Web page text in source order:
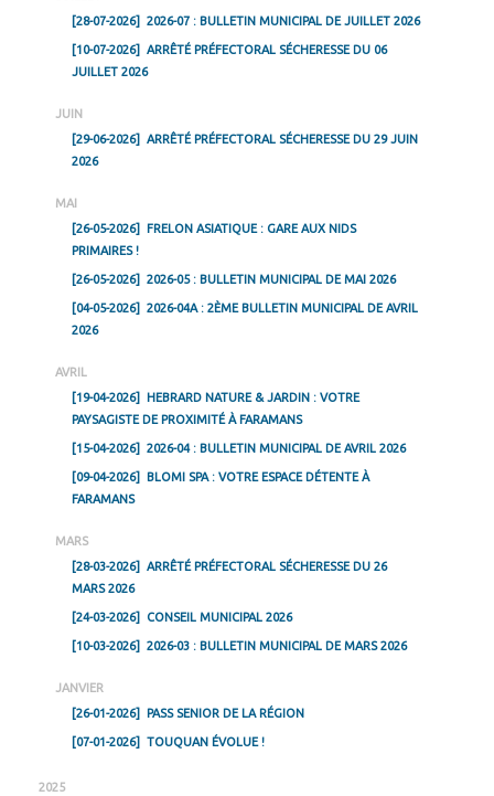
[28-07-2026]
2026-07 : BULLETIN MUNICIPAL DE JUILLET 2026
[10-07-2026]
ARRÊTÉ PRÉFECTORAL SÉCHERESSE DU 06
JUILLET 2026
JUIN
[29-06-2026]
ARRÊTÉ PRÉFECTORAL SÉCHERESSE DU 29 JUIN
2026
MAI
[26-05-2026]
FRELON ASIATIQUE : GARE AUX NIDS
PRIMAIRES !
[26-05-2026] 2026-05 : BULLETIN MUNICIPAL DE MAI 2026
[04-05-2026]
2026-04A : 2ÈME BULLETIN MUNICIPAL DE AVRIL
2026
AVRIL
[19-04-2026]
HEBRARD NATURE & JARDIN : VOTRE
PAYSAGISTE DE PROXIMITÉ À FARAMANS
[15-04-2026] 2026-04 : BULLETIN MUNICIPAL DE AVRIL 2026
[09-04-2026]
BLOMI SPA : VOTRE ESPACE DÉTENTE À
FARAMANS
MARS
[28-03-2026]
ARRÊTÉ PRÉFECTORAL SÉCHERESSE DU 26
MARS 2026
[24-03-2026] CONSEIL MUNICIPAL 2026
[10-03-2026] 2026-03 : BULLETIN MUNICIPAL DE MARS 2026
JANVIER
[26-01-2026]
PASS SENIOR DE LA RÉGION
[07-01-2026] TOUQUAN ÉVOLUE !
2025